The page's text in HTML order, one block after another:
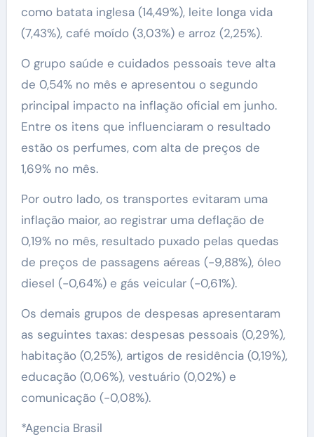
como batata inglesa (14,49%), leite longa vida
(7,43%), café moído (3,03%) e arroz (2,25%).
O grupo saúde e cuidados pessoais teve alta
de 0,54% no mês e apresentou o segundo
principal impacto na inflação oficial em junho.
Entre os itens que influenciaram o resultado
estão os perfumes, com alta de preços de
1,69% no mês.
Por outro lado, os transportes evitaram uma
inflação maior, ao registrar uma deflação de
0,19% no mês, resultado puxado pelas quedas
de preços de passagens aéreas (-9,88%), óleo
diesel (-0,64%) e gás veicular (-0,61%).
Os demais grupos de despesas apresentaram
as seguintes taxas: despesas pessoais (0,29%),
habitação (0,25%), artigos de residência (0,19%),
educação (0,06%), vestuário (0,02%) e
comunicação (-0,08%).
*Agencia Brasil